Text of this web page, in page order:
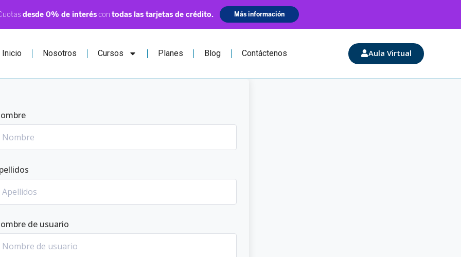
Inicio Nosotros Cursos Planes Blog Contáctenos Aula Virtual
de usuario